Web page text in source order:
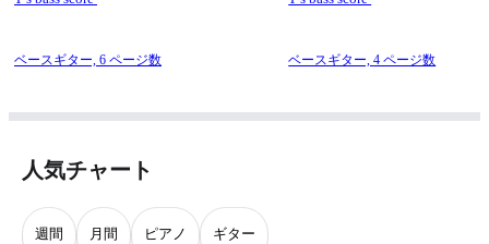
ベースギター, 6 ページ数 ベースギター,4 ページ数
人気チャート
週間 月間 ピアノ ギター